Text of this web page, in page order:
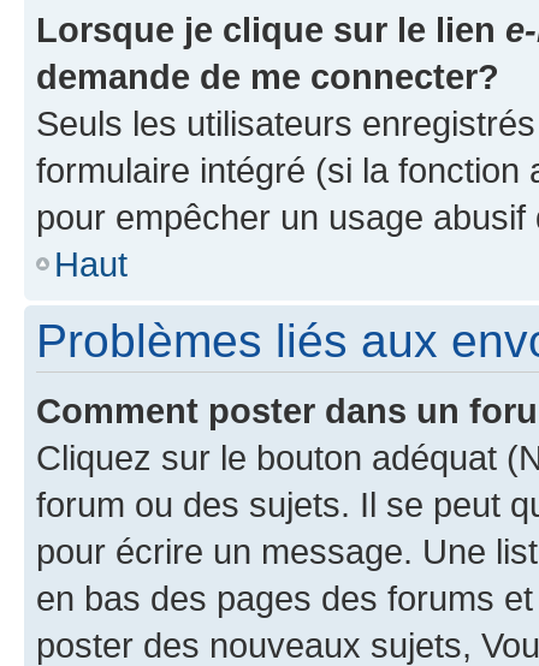
Lorsque je clique sur le lien
demande de me connecter?
Seuls les utilisateurs
formulaire intégré (si la fonction
pour empêcher un usage
Haut
Problèmes liés aux
Comment poster dans un
Cliquez sur le bouton adéquat
forum ou des sujets. Il se peut
pour écrire un message. Une
en bas des pages des forums
poster des nouveaux sujets,